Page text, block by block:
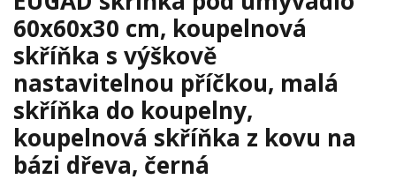
60x60x30 cm, koupelnová
skříňka s výškově
nastavitelnou příčkou, malá
skříňka do koupelny,
koupelnová skříňka z kovu na
bázi dřeva, černá